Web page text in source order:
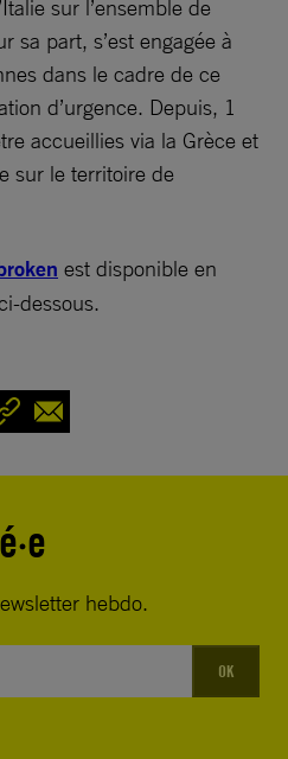
sur l’ensemble de
sa part, s’est engagée à
dans le cadre de ce
d’urgence. Depuis, 1
accueillies via la Grèce et
sur le territoire de
est disponible en
dessous.
hebdo.
OK